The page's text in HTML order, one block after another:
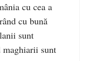
cu cea a
cu bună
sunt
maghiarii sunt